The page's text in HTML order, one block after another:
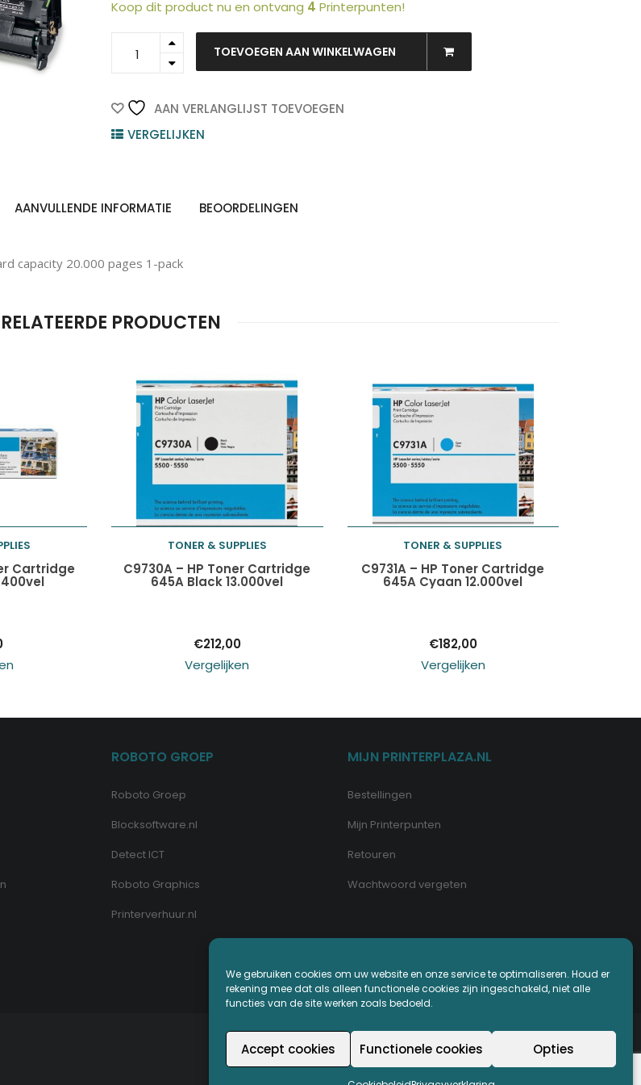
We gebruiken cookies om uw website en onze service te optimaliseren. Houd er
rekening mee dat als alleen functionele cookies zijn ingeschakeld, niet alle
functies van de site werken zoals bedoeld.
Accept cookies Functionele cookies Opties
Koop dit product nu en ontvang 4 Printerpunten!
113R00655
TOEVOEGEN AAN WINKELWAGEN
AAN VERLANGLIJST TOEVOEGEN
VERGELIJKEN
AANVULLENDE INFORMATIE BEOORDELINGEN
capacity 20.000 pages 1-pack
PRODUCTEN
Cartridge Toevoegen aan
TONER & SUPPLIES
C9730A – HP Toner Cartridge
645A Black 13.000vel
€212,00
Vergelijken
Toevoegen aan
TONER & SUPPLIES
C9731A – HP Toner Cartridge
645A Cyaan 12.000vel
€182,00
Vergelijken
ROBOTO GROEP
Roboto Groep
Blocksoftware.nl
Detect ICT
Roboto Graphics
Printerverhuur.nl
MIJN PRINTERPLAZA.NL
Bestellingen
Mijn Printerpunten
Retouren
Wachtwoord vergeten
ZOEKEN